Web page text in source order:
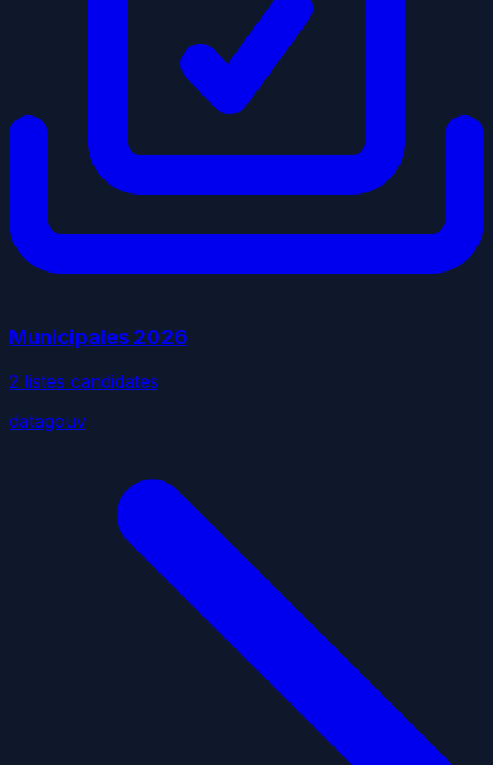
Municipales 2026
2 listes candidates
datagouv